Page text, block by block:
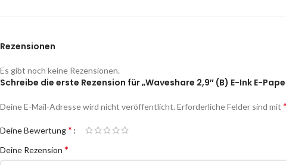
Rezensionen
Es gibt noch keine Rezensionen.
Schreibe die erste Rezension für „Waveshare 2,9″ (B) E-Ink E-
Deine E-Mail-Adresse wird nicht veröffentlicht. Erforderliche Felder sind mit *
Deine Bewertung*
Deine Rezension *